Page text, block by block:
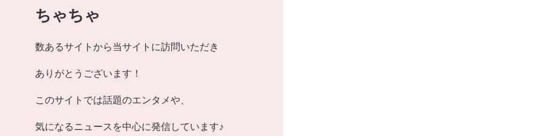
ちゃちゃ
数あるサイトから当サイトに訪問いただき
ありがとうございます！
このサイトでは話題のエンタメや、
気になるニュースを中心に発信しています♪